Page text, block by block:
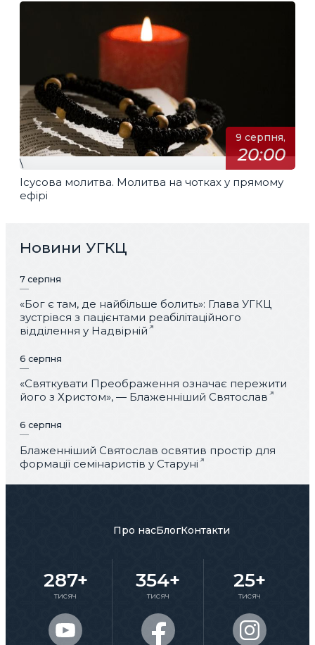
9 серпня,
20:00
\
Ісусова молитва. Молитва на чотках у прямому
ефірі
Новини УГКЦ
7 серпня
«Бог є там, де найбільше болить»: Глава УГКЦ
зустрівся з пацієнтами реабілітаційного
відділення у Надвірній
6 серпня
«Святкувати Преображення означає пережити
його з Христом», — Блаженніший Святослав
6 серпня
Блаженніший Святослав освятив простір для
формації семінаристів у Старуні
Про насБлогКонтакти
287+
тисяч
354+
тисяч
25+
тисяч